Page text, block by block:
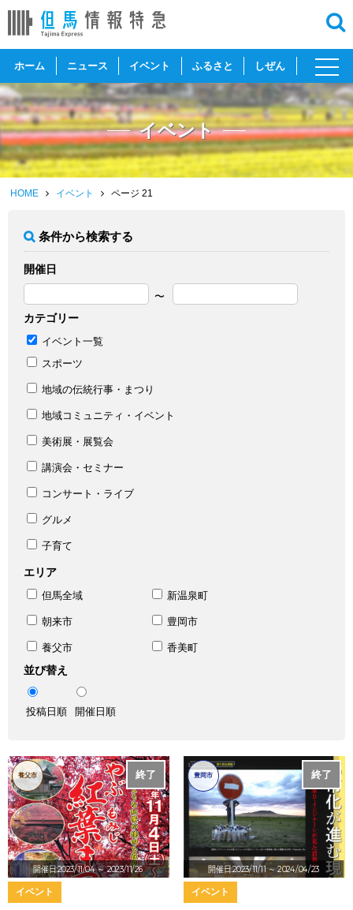
ホーム ニュース イベント ふるさと しぜん
toggle
イベント
HOME イベント ページ 21
条件から検索する
開催日
カテゴリー
イベント
スポーツ
地域の伝統行事・まつり
地域コミュニティ・イベント
美術展・展覧会
講演会・セミナー
コンサート・ライブ
グルメ
子育て
エリア
但馬全域 新温泉町
朝来市 豊岡市
養父市 香美町
並び替え
投稿日順 開催日順
開催日:2023/11/04～ 2023/11/26
終了
養父市
イベント
開催日:2023/11/11～ 2024/04/23
終了
豊岡市
イベント